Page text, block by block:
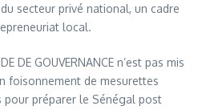
secteur privé national, un cadre
local.
DE GOUVERNANCE n’est pas mis
foisonnement de mesurettes
pour préparer le Sénégal post